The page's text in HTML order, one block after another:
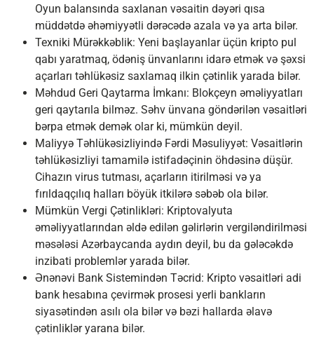
Oyun balansında saxlanan vəsaitin dəyəri qısa
müddətdə əhəmiyyətli dərəcədə azala və ya arta bilər.
Texniki Mürəkkəblik: Yeni başlayanlar üçün kripto pul
qabı yaratmaq, ödəniş ünvanlarını idarə etmək və şəxsi
açarları təhlükəsiz saxlamaq ilkin çətinlik yarada bilər.
Məhdud Geri Qaytarma İmkanı: Blokçeyn əməliyyatları
geri qaytarıla bilməz. Səhv ünvana göndərilən vəsaitləri
bərpa etmək demək olar ki, mümkün deyil.
Maliyyə Təhlükəsizliyində Fərdi Məsuliyyət: Vəsaitlərin
təhlükəsizliyi tamamilə istifadəçinin öhdəsinə düşür.
Cihazın virus tutması, açarların itirilməsi və ya
fırıldaqçılıq halları böyük itkilərə səbəb ola bilər.
Mümkün Vergi Çətinlikləri: Kriptovalyuta
əməliyyatlarından əldə edilən gəlirlərin vergiləndirilməsi
məsələsi Azərbaycanda aydın deyil, bu da gələcəkdə
inzibati problemlər yarada bilər.
Ənənəvi Bank Sistemindən Təcrid: Kripto vəsaitləri adi
bank hesabına çevirmək prosesi yerli bankların
siyasətindən asılı ola bilər və bəzi hallarda əlavə
çətinliklər yarana bilər.